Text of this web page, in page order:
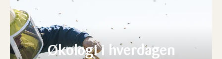
Økologi i hverdagen